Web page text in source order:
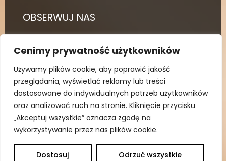
Cenimy prywatność użytkowników
Używamy plików cookie, aby poprawić jakość
przeglądania, wyświetlać reklamy lub treści
dostosowane do indywidualnych potrzeb użytkowników
oraz analizować ruch na stronie. Kliknięcie przycisku
„Akceptuj wszystkie” oznacza zgodę na
wykorzystywanie przez nas plików cookie.
Dostosuj Odrzuć wszystkie
OBSERWUJ NAS